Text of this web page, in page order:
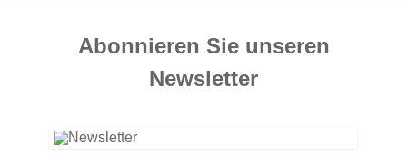
Abonnieren Sie unseren
News­letter